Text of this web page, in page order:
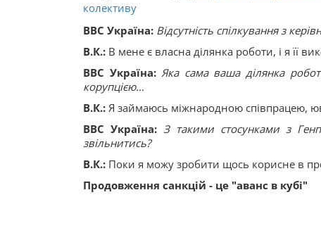
колективу
ВВС Україна: Відсутність спілкування з
В.К.: В мене є власна ділянка роботи, і я її
ВВС Україна:Яка сама ваша ділянка
корупцією…
В.К.: Я займаюсь міжнародною співпрацею,
ВВС Україна: З такими стосунками з
звільнитись?
В.К.: Поки я можу зробити щось корисне в
Продовження санкцій - це "аванс в кубі"